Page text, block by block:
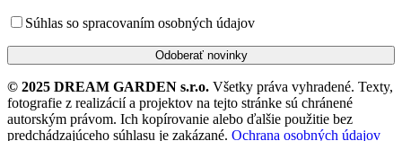
Súhlas so spracovaním osobných údajov
© 2025 DREAM GARDEN s.r.o. Všetky práva vyhradené. Texty,
fotografie z realizácií a projektov na tejto stránke sú chránené
autorským právom. Ich kopírovanie alebo ďalšie použitie bez
predchádzajúceho súhlasu je zakázané. Ochrana osobných údajov